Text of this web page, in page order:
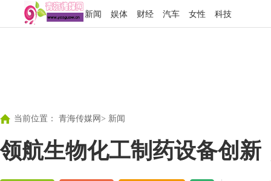
新闻 娱体 财经 汽车 女性 科技
当前位置： 青海传媒网 > 新闻
领航生物化工制药设备创